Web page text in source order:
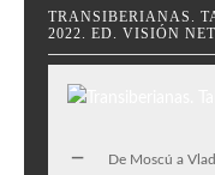
TRANSIBERIANAS.
2022. ED. VISIÓN NET.
De Moscú a